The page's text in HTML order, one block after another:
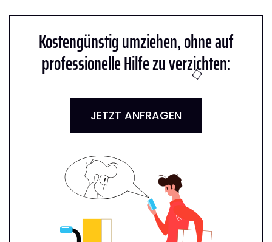
Kostengünstig umziehen, ohne auf
professionelle Hilfe zu verzichten:
JETZT ANFRAGEN